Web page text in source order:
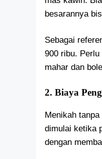
besarannya
Sebagai
900 ribu.
mahar dan
2. Biaya
Menikah
dimulai ketika
dengan